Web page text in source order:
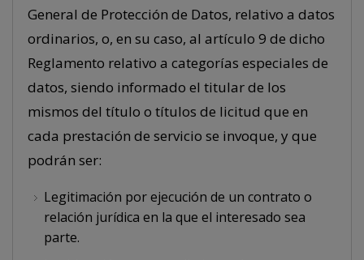
General de Protección de Datos, relativo a datos
ordinarios, o, en su caso, al artículo 9 de dicho
Reglamento relativo a categorías especiales de
datos, siendo informado el titular de los
mismos del título o títulos de licitud que en
cada prestación de servicio se invoque, y que
podrán ser:
Legitimación por ejecución de un contrato o
relación jurídica en la que el interesado sea
parte.